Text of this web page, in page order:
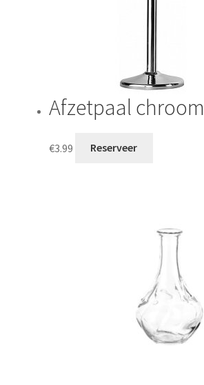
Afzetpaal chroom
€3.99 Reserveer